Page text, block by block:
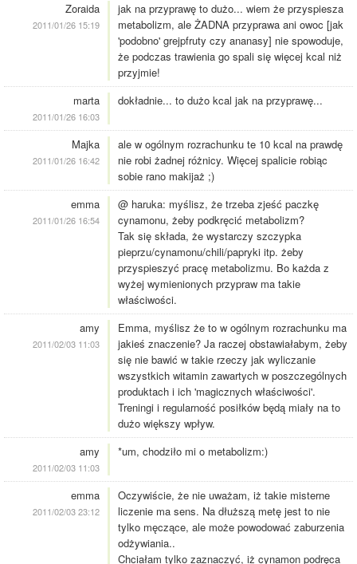
Zoraida
2011/01/26 15:19
jak na przyprawę to dużo... wiem że przyspiesza
metabolizm, ale ŻADNA przyprawa ani owoc [jak
'podobno' grejpfruty czy ananasy] nie spowoduje,
że podczas trawienia go spali się więcej kcal niż
przyjmie!
marta
2011/01/26 16:03
dokładnie... to dużo kcal jak na przyprawę...
Majka
2011/01/26 16:42
ale w ogólnym rozrachunku te 10 kcal na prawdę
nie robi żadnej różnicy. Więcej spalicie robiąc
sobie rano makijaż ;)
emma
2011/01/26 16:54
@ haruka: myślisz, że trzeba zjeść paczkę
cynamonu, żeby podkręcić metabolizm?
Tak się składa, że wystarczy szczypka
pieprzu/cynamonu/chili/papryki itp. żeby
przyspieszyć pracę metabolizmu. Bo każda z
wyżej wymienionych przypraw ma takie
właściwości.
amy
2011/02/03 11:03
Emma, myślisz że to w ogólnym rozrachunku ma
jakieś znaczenie? Ja raczej obstawiałabym, żeby
się nie bawić w takie rzeczy jak wyliczanie
wszystkich witamin zawartych w poszczególnych
produktach i ich 'magicznych właściwości'.
Treningi i regularność posiłków będą miały na to
dużo większy wpływ.
amy
2011/02/03 11:03
*um, chodziło mi o metabolizm:)
emma
2011/02/03 23:12
Oczywiście, że nie uważam, iż takie misterne
liczenie ma sens. Na dłuższą metę jest to nie
tylko męczące, ale może powodować zaburzenia
odżywiania..
Chciałam tylko zaznaczyć, iż cynamon podręca